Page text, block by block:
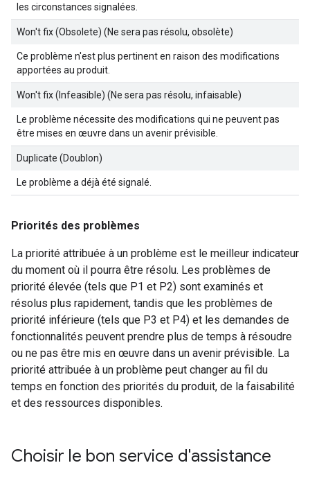
les circonstances signalées.
Won't fix (Obsolete) (Ne sera pas résolu, obsolète)
Ce problème n'est plus pertinent en raison des modifications
apportées au produit.
Won't fix (Infeasible) (Ne sera pas résolu, infaisable)
Le problème nécessite des modifications qui ne peuvent pas
être mises en œuvre dans un avenir prévisible.
Duplicate (Doublon)
Le problème a déjà été signalé.
Priorités des problèmes
La priorité attribuée à un problème est le meilleur indicateur
du moment où il pourra être résolu. Les problèmes de
priorité élevée (tels que P1 et P2) sont examinés et
résolus plus rapidement, tandis que les problèmes de
priorité inférieure (tels que P3 et P4) et les demandes de
fonctionnalités peuvent prendre plus de temps à résoudre
ou ne pas être mis en œuvre dans un avenir prévisible. La
priorité attribuée à un problème peut changer au fil du
temps en fonction des priorités du produit, de la faisabilité
et des ressources disponibles.
Choisir le bon service d'assistance